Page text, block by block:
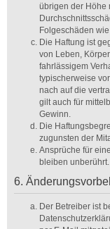
übrigen der Höhe
Folgeschäden
Die Haftung ist
von Leben,
fahrlässigem
typischerweise
nach auf die
gilt auch für
Gewinn.
Die
zugunsten der
Ansprüche für
bleiben unberührt.
6.
Der Betreiber ist